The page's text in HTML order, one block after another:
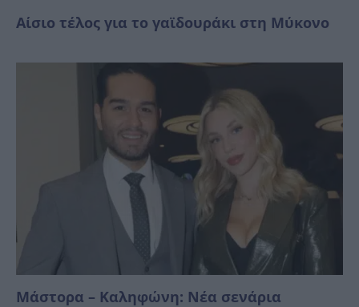
Αίσιο τέλος για το γαϊδουράκι στη Μύκονο
Μάστορα – Καληφώνη: Νέα σενάρια